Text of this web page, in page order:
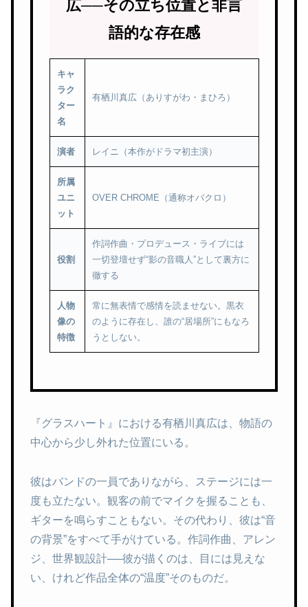
広──その立ち位置と非言
語的な存在感
キャ
ラク
ター
名
有栖川真広（ありすがわ・まひろ）
演者 レイニ（本作がドラマ初主演）
所属
ユニ
ット
OVER CHROME（通称オバクロ）
役割
作詞作曲・プロデュース・ライブには
一切登壇せず“影の音職人”として裏方に
徹する
人物
像の
特徴
常に無表情で感情を読ませない。黒衣
のように存在し、誰の“居場所”にもなろ
うとしない。
『グラスハート』における有栖川真広は、物語の
中心から少し外れた位置にいる。
彼はバンドの一員でありながら、ステージには一
度も立たない。観客の前でマイクを握ることも、
ギターを鳴らすこともない。その代わり、彼は“音
の背景”をすべて手がけている。作詞作曲、アレン
ジ、世界観設計──彼が描くのは、目には見えな
い、けれど作品全体の“温度”そのものだ。